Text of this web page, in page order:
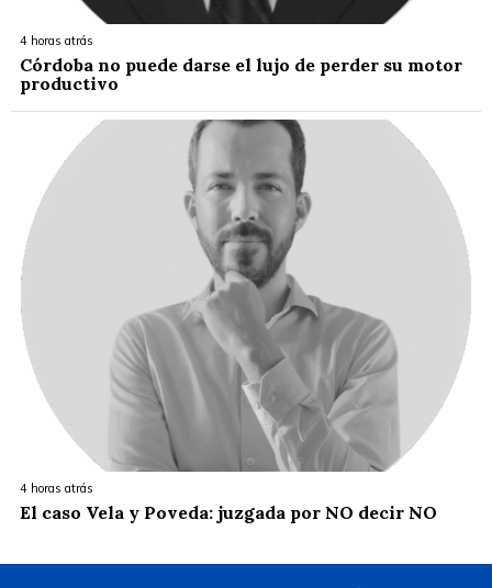
4 horas atrás
Córdoba no puede darse el lujo de perder su motor
productivo
4 horas atrás
El caso Vela y Poveda: juzgada por NO decir NO